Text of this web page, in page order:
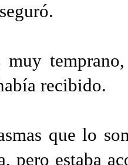
recibido.
que lo
pero estaba